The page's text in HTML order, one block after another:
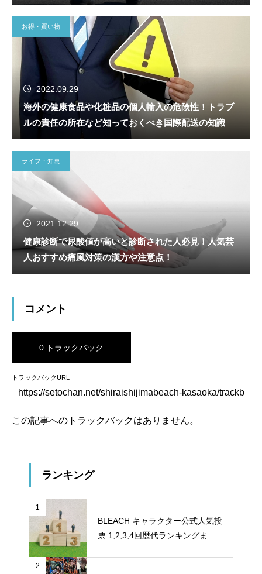
お得・買い物
2022.09.29
海外の健康食品や化粧品の個人輸入の危険性！トラブ
ルの責任の所在など知っておくべき国際配送の知識
ライフ・知恵
2021.12.29
健康診断で尿酸値が高いと診断された人必見！人気芸
人おすすめ痛風対策の漢方や注意点！
コメント
0 トラックバック
トラックバックURL
この記事へのトラックバックはありません。
ランキング
1
BLEACH キャラクター公式人気投
票 1,2,3,4回歴代ランキングまと
2